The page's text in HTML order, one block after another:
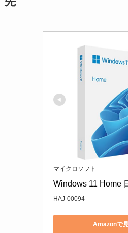
マイクロソフト
Windows 11 Home
HAJ-00094
Amazonで